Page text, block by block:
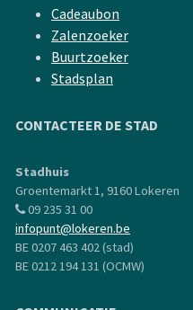
Cadeaubon
Zalenzoeker
Buurtzoeker
Stadsplan
CONTACTEER DE STAD
Stadhuis
Groentemarkt 1, 9160 Lokeren
09 235 31 00
infopunt@lokeren.be
BE 0207 463 402 (stad)
BE 0212 194 131 (OCMW)